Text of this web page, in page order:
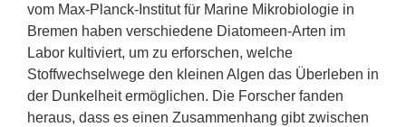
vom Max-Planck-Institut für Marine Mikrobiologie in
Bremen haben verschiedene Diatomeen-Arten im
Labor kultiviert, um zu erforschen, welche
Stoffwechselwege den kleinen Algen das Überleben in
der Dunkelheit ermöglichen. Die Forscher fanden
heraus, dass es einen Zusammenhang gibt zwischen